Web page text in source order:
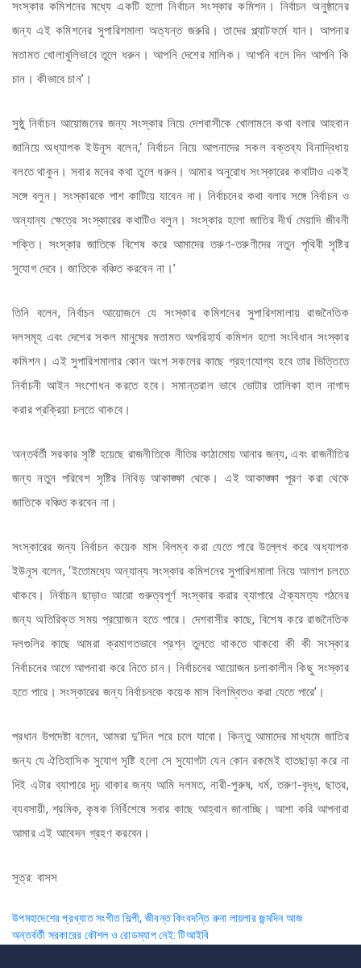
সংস্কার কমিশনের মধ্যে একটি হলো নির্বাচন সংস্কার কমিশন। নির্বাচন অনুষ্ঠানের
জন্য এই কমিশনের সুপারিশমালা অত্যন্ত জরুরি। তাদের প্ল্যাটফর্মে যান। আপনার
মতামত খোলাখুলিভাবে তুলে ধরুন। আপনি দেশের মালিক। আপনি বলে দিন আপনি কি
চান। কীভাবে চান’।
সুষ্ঠু নির্বাচন আয়োজনের জন্য সংস্কার নিয়ে দেশবাসীকে খোলামনে কথা বলার আহবান
জানিয়ে অধ্যাপক ইউনূস বলেন,‘ নির্বাচন নিয়ে আপনাদের সকল বক্তব্য বিনাদ্বিধায়
বলতে থাকুন। সবার মনের কথা তুলে ধরুন। আমার অনুরোধ সংস্কারের কথাটাও একই
সঙ্গে বলুন। সংস্কারকে পাশ কাটিয়ে যাবেন না। নির্বাচনের কথা বলার সঙ্গে নির্বাচন ও
অন্যান্য ক্ষেত্রে সংস্কারের কথাটিও বলুন। সংস্কার হলো জাতির দীর্ঘ মেয়াদি জীবনী
শক্তি। সংস্কার জাতিকে বিশেষ করে আমাদের তরুণ-তরুণীদের নতুন পৃথিবী সৃষ্টির
সুযোগ দেবে। জাতিকে বঞ্চিত করবেন না।’
তিনি বলেন, নির্বাচন আয়োজনে যে সংস্কার কমিশনের সুপারিশমালায় রাজনৈতিক
দলসমূহ এবং দেশের সকল মানুষের মতামত অপরিহার্য কমিশন হলো সংবিধান সংস্কার
কমিশন। এই সুপারিশমালার কোন অংশ সকলের কাছে গ্রহণযোগ্য হবে তার ভিত্তিতে
নির্বাচনী আইন সংশোধন করতে হবে। সমান্তরাল ভাবে ভোটার তালিকা হাল নাগাদ
করার প্রক্রিয়া চলতে থাকবে।
অন্তর্বর্তী সরকার সৃষ্টি হয়েছে রাজনীতিকে নীতির কাঠামোয় আনার জন্য, এবং রাজনীতির
জন্য নতুন পরিবেশ সৃষ্টির নিবিড় আকাঙ্ক্ষা থেকে। এই আকাঙ্ক্ষা পূরণ করা থেকে
জাতিকে বঞ্চিত করবেন না।
সংস্কারের জন্য নির্বাচন কয়েক মাস বিলম্ব করা যেতে পারে উল্লেখ করে অধ্যাপক
ইউনূস বলেন, ‘ইতোমধ্যে অন্যান্য সংস্কার কমিশনের সুপারিশমালা নিয়ে আলাপ চলতে
থাকবে। নির্বাচন ছাড়াও আরো গুরুত্বপূর্ণ সংস্কার করার ব্যাপারে ঐক্যমত্য গঠনের
জন্য অতিরিক্ত সময় প্রয়োজন হতে পারে। দেশবাসীর কাছে, বিশেষ করে রাজনৈতিক
দলগুলির কাছে আমরা ক্রমাগতভাবে প্রশ্ন তুলতে থাকতে থাকবো কী কী সংস্কার
নির্বাচনের আগে আপনারা করে নিতে চান। নির্বাচনের আয়োজন চলাকালীন কিছু সংস্কার
হতে পারে। সংস্কারের জন্য নির্বাচনকে কয়েক মাস বিলম্বিতও করা যেতে পারে’।
প্রধান উপদেষ্টা বলেন, আমরা দু’দিন পরে চলে যাবো। কিন্তু আমাদের মাধ্যমে জাতির
জন্য যে ঐতিহাসিক সুযোগ সৃষ্টি হলো সে সুযোগটা যেন কোন রকমেই হাতছাড়া করে না
দিই এটার ব্যাপারে দৃঢ় থাকার জন্য আমি দলমত, নারী-পুরুষ, ধর্ম, তরুণ-বৃদ্ধ, ছাত্র,
ব্যবসায়ী, শ্রমিক, কৃষক নির্বিশেষে সবার কাছে আহ্বান জানাচ্ছি। আশা করি আপনারা
আমার এই আবেদন গ্রহণ করবেন।
সূত্র: বাসস
Post
navigation
উপমহাদেশের প্রখ্যাত সংগীত শিল্পী, জীবন্ত কিংবদন্তি রুনা লায়লার জন্মদিন আজ
অন্তর্বর্তী সরকারের কৌশল ও রোডম্যাপ নেই: টিআইবি